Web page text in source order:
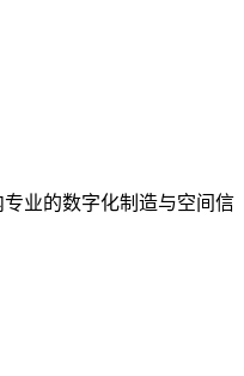
业的数字化制造与空间信